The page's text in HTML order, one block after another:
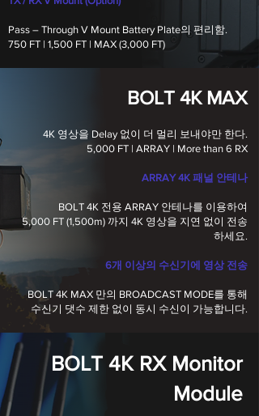
Pass – Through V Mount Battery Plate의 편리함.
750 FT | 1,500 FT | MAX (3,000 FT)
BOLT 4K MAX
4K 영상을 Delay 없이 더 멀리 보내야만 한다.
5,000 FT | ARRAY | More than 6 RX
ARRAY 4K 패널 안테나
BOLT 4K 전용 ARRAY 안테나를 이용하여
5,000 FT (1,500m) 까지 4K 영상을 지연 없이 전송
하세요.
6개 이상의 수신기에 영상 전송
BOLT 4K MAX 만의 BROADCAST MODE를 통해
수신기 댓수 제한 없이 동시 수신이 가능합니다.
BOLT 4K RX Monitor
Module